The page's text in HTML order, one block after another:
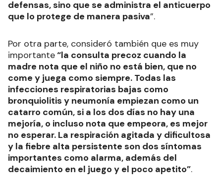
defensas, sino que se administra el anticuerpo
que lo protege de manera pasiva”.
Por otra parte, consideró también que es muy
importante“la consulta precoz cuando la
madre nota que el niño no está bien, que no
come y juega como siempre. Todas las
infecciones respiratorias bajas como
bronquiolitis y neumonía empiezan como un
catarro común, si a los dos días no hay una
mejoría, o incluso nota que empeora, es mejor
no esperar. La respiración agitada y dificultosa
y la fiebre alta persistente son dos síntomas
importantes como alarma, además del
decaimiento en el juego y el poco apetito”.